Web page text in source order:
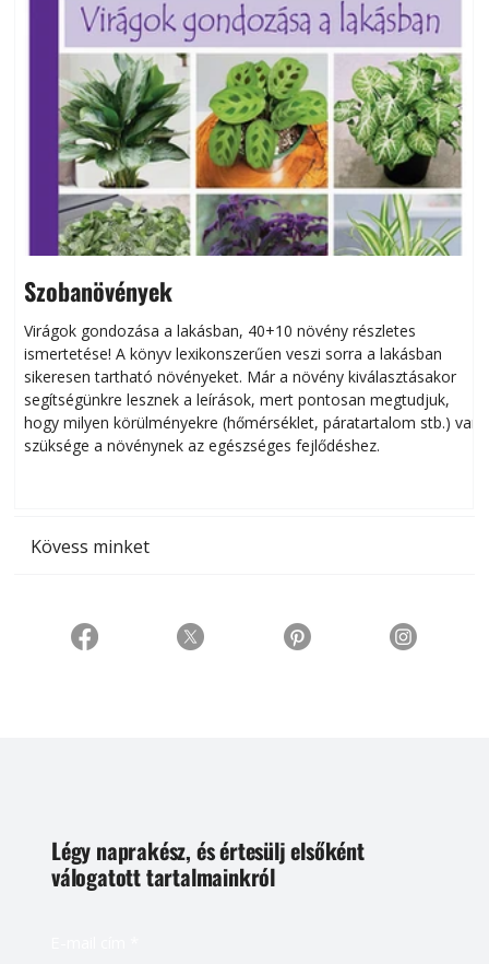
Szobanövények
Virágok gondozása a lakásban, 40+10 növény részletes
ismertetése! A könyv lexikonszerűen veszi sorra a lakásban
sikeresen tart­ha­tó növényeket. Már a növény kiválasztásakor
segítségünkre lesznek a leírások, mert pontosan megtudjuk,
hogy milyen körülményekre (hőmérséklet, páratartalom stb.) van
szüksége a növénynek az egészséges fejlődéshez.
Kövess minket
Légy naprakész, és értesülj elsőként
válogatott tartalmainkról